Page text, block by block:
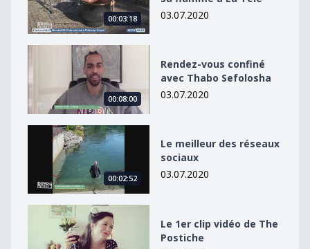
00:03:18
03.07.2020
Rendez-vous confiné avec Thabo Sefolosha
00:08:00
Rendez-vous confiné
avec Thabo Sefolosha
03.07.2020
Le meilleur des réseaux sociaux
00:02:52
Le meilleur des réseaux
sociaux
03.07.2020
Le 1er clip vidéo de The Postiche
Le 1er clip vidéo de The
Postiche